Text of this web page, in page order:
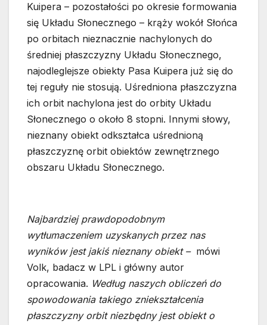
Kuipera – pozostałości po okresie formowania
się Układu Słonecznego – krąży wokół Słońca
po orbitach nieznacznie nachylonych do
średniej płaszczyzny Układu Słonecznego,
najodleglejsze obiekty Pasa Kuipera już się do
tej reguły nie stosują. Uśredniona płaszczyzna
ich orbit nachylona jest do orbity Układu
Słonecznego o około 8 stopni. Innymi słowy,
nieznany obiekt odkształca uśrednioną
płaszczyznę orbit obiektów zewnętrznego
obszaru Układu Słonecznego.
Najbardziej prawdopodobnym
wytłumaczeniem uzyskanych przez nas
wyników jest jakiś nieznany obiekt – mówi
Volk, badacz w LPL i główny autor
opracowania. Według naszych obliczeń do
spowodowania takiego zniekształcenia
płaszczyzny orbit niezbędny jest obiekt o